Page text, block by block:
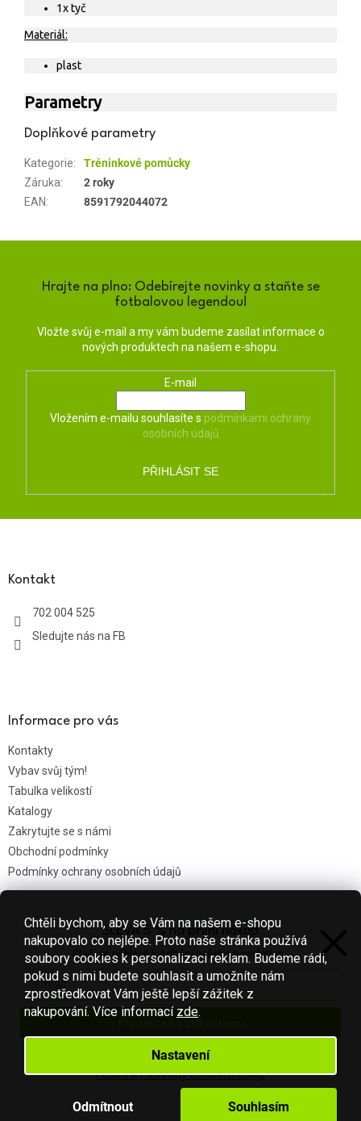
Chtěli bychom, aby se Vám na našem e-shopu
nakupovalo co nejlépe. Proto naše stránka používá
soubory cookies k personalizaci reklam. Budeme rádi,
pokud s nimi budete souhlasit a umožníte nám
zprostředkovat Vám ještě lepší zážitek z
nakupování. Více informací zde.
Nastavení
Odmítnout Souhlasím
1x tyč
Materiál:
plast
Parametry
Doplňkové parametry
Kategorie:
Tréninkové pomůcky
Záruka:
2 roky
EAN: 8591792044072
Hrajte na plno: Odebírejte novinky a staňte se
fotbalovou legendou!
Vložte svůj e-mail a my vám budeme zasílat informace o
nových produktech na našem e-shopu.
E-mail
Vložením e-mailu souhlasíte s podmínkami ochrany
osobních údajů
PŘIHLÁSIT SE
Kontakt
702 004 525
Sledujte nás na FB
Informace pro vás
Kontakty
Vybav svůj tým!
Tabulka velikostí
Katalogy
Zakrytujte se s námi
Obchodní podmínky
Podmínky ochrany osobních údajů
Nákupní košík
0KS /0 KČ
S láskou vyrobilo
Filipesmedia 🧡
SLEVA 5 % na první nákup
Stačí se přihlásit k odběru našeho newsletteru.
Přihlásit se a získat slevu
Váš e-mail je u nás v bezpečí.
Podmínky ochrany osobních údajů